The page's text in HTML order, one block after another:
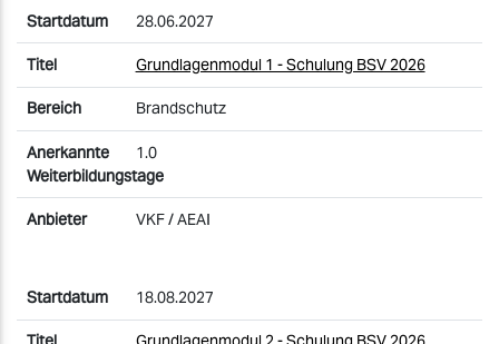
28.06.2027
Grundlagenmodul 1 - Schulung BSV 2026
Brandschutz
1.0
VKF / AEAI
18.08.2027